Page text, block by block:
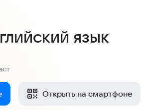
язык
Открыть на смартфоне